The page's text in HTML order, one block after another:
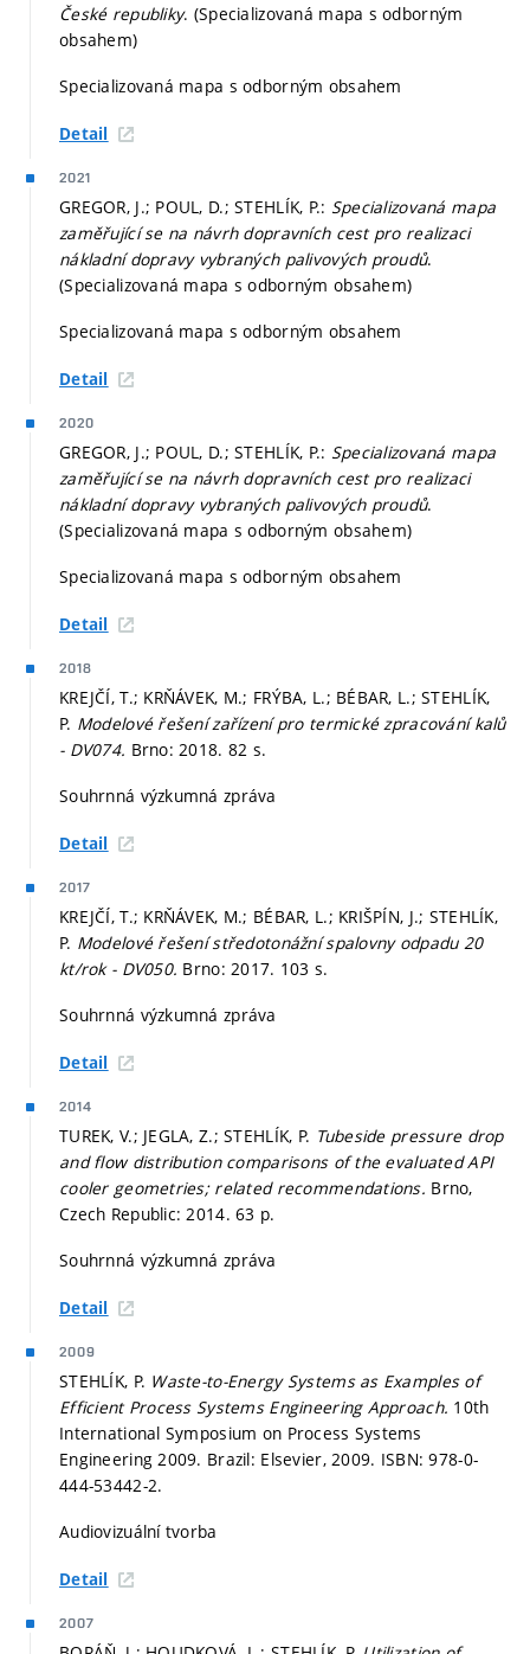
České republiky. (Specializovaná mapa s odborným
obsahem)
Specializovaná mapa s odborným obsahem
Detail
2021
GREGOR, J.; POUL, D.; STEHLÍK, P.: Specializovaná mapa
zaměřující se na návrh dopravních cest pro realizaci
nákladní dopravy vybraných palivových proudů.
(Specializovaná mapa s odborným obsahem)
Specializovaná mapa s odborným obsahem
Detail
2020
GREGOR, J.; POUL, D.; STEHLÍK, P.: Specializovaná mapa
zaměřující se na návrh dopravních cest pro realizaci
nákladní dopravy vybraných palivových proudů.
(Specializovaná mapa s odborným obsahem)
Specializovaná mapa s odborným obsahem
Detail
2018
KREJČÍ, T.; KRŇÁVEK, M.; FRÝBA, L.; BÉBAR, L.; STEHLÍK,
P. Modelové řešení zařízení pro termické zpracování kalů
- DV074. Brno: 2018. 82 s.
Souhrnná výzkumná zpráva
Detail
2017
KREJČÍ, T.; KRŇÁVEK, M.; BÉBAR, L.; KRIŠPÍN, J.; STEHLÍK,
P. Modelové řešení středotonážní spalovny odpadu 20
kt/rok - DV050. Brno: 2017. 103 s.
Souhrnná výzkumná zpráva
Detail
2014
TUREK, V.; JEGLA, Z.; STEHLÍK, P. Tubeside pressure drop
and flow distribution comparisons of the evaluated API
cooler geometries; related recommendations. Brno,
Czech Republic: 2014. 63 p.
Souhrnná výzkumná zpráva
Detail
2009
STEHLÍK, P. Waste-to-Energy Systems as Examples of
Efficient Process Systems Engineering Approach. 10th
International Symposium on Process Systems
Engineering 2009. Brazil: Elsevier, 2009. ISBN: 978-0-
444-53442-2.
Audiovizuální tvorba
Detail
2007